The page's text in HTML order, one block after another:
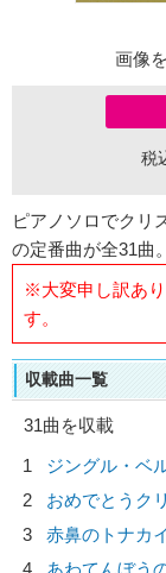
画像
税
ピアノソロでクリ
の定番曲が全31曲。
※大変申し訳あ
す。
収載曲一覧
31曲を収載
1
ジングル・ベ
2
おめでとうク
3
赤鼻のトナカ
4
あわてんぼう